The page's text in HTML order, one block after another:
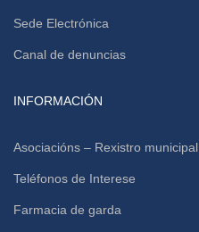
Sede Electrónica
Canal de denuncias
INFORMACIÓN
Asociacións – Rexistro municipal
Teléfonos de Interese
Farmacia de garda